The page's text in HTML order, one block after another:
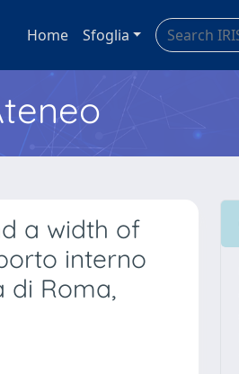
Home Sfoglia
a width of
interno
di Roma,